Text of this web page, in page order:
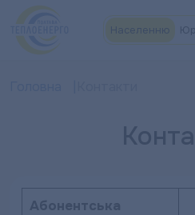
Абонентська